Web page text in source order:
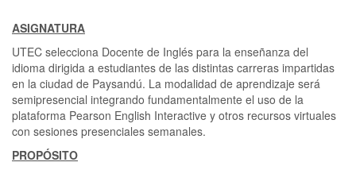
ASIGNATURA
UTEC selecciona Docente de Inglés para la enseñanza del
idioma dirigida a estudiantes de las distintas carreras impartidas
en la ciudad de Paysandú. La modalidad de aprendizaje será
semipresencial integrando fundamentalmente el uso de la
plataforma Pearson English Interactive y otros recursos virtuales
con sesiones presenciales semanales.
PROPÓSITO